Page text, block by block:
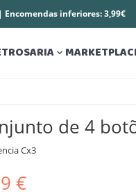
Encomendas inferiores: 3,99€

de 4
Cx3
€